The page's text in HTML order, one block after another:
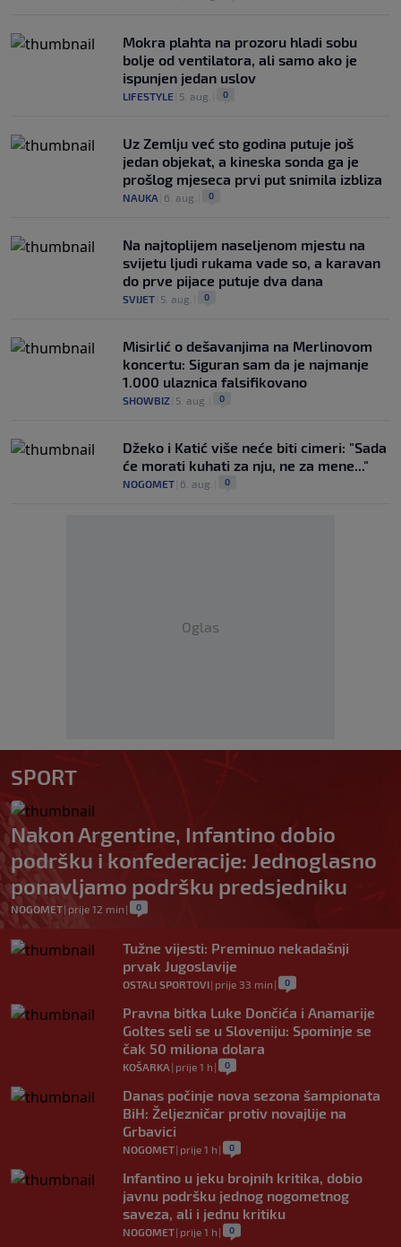
Mokra plahta na prozoru hladi sobu
bolje od ventilatora, ali samo ako je
ispunjen jedan uslov
LIFESTYLE 5. aug. 0
Uz Zemlju već sto godina putuje još
jedan objekat, a kineska sonda ga je
prošlog mjeseca prvi put snimila izbliza
NAUKA 6. aug. 0
Na najtoplijem naseljenom mjestu na
svijetu ljudi rukama vade so, a karavan
do prve pijace putuje dva dana
SVIJET 5. aug. 0
Misirlić o dešavanjima na Merlinovom
koncertu: Siguran sam da je najmanje
1.000 ulaznica falsifikovano
SHOWBIZ 5. aug. 0
Džeko i Katić više neće biti cimeri: "Sada
će morati kuhati za nju, ne za mene..."
NOGOMET 6. aug. 0
Oglas
SPORT
Nakon Argentine, Infantino dobio
podršku i konfederacije: Jednoglasno
ponavljamo podršku predsjedniku
NOGOMET| prije 12 min | 0
Tužne vijesti: Preminuo nekadašnji
prvak Jugoslavije
OSTALI SPORTOVI| prije 33 min | 0
Pravna bitka Luke Dončića i Anamarije
Goltes seli se u Sloveniju: Spominje se
čak 50 miliona dolara
KOŠARKA | prije 1 h | 0
Danas počinje nova sezona šampionata
BiH: Željezničar protiv novajlije na
Grbavici
NOGOMET| prije 1 h | 0
Infantino u jeku brojnih kritika, dobio
javnu podršku jednog nogometnog
saveza, ali i jednu kritiku
NOGOMET| prije 1 h | 0